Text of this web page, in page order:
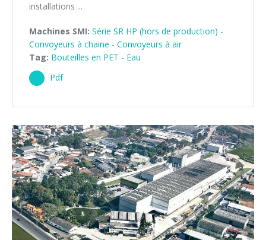
installations ...
Machines SMI: Série SR HP (hors de production) -
Convoyeurs à chaine - Convoyeurs à air
Tag: Bouteilles en PET - Eau
Pdf